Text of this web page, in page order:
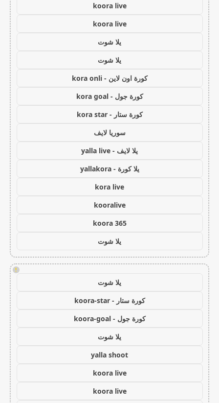
koora live
koora live
يلا شوت
يلا شوت
كورة اون لاين - kora onli
كورة جول - kora goal
كورة ستار - kora star
سوريا لايف
يلا لايف - yalla live
يلا كورة - yallakora
kora live
kooralive
koora 365
يلا شوت
!
يلا شوت
كورة ستار - koora-star
كورة جول - koora-goal
يلا شوت
yalla shoot
koora live
koora live